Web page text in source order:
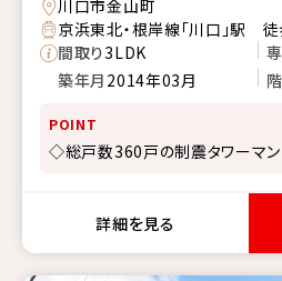
川口市金山町
京浜東北・根岸線「川口」駅
間取り3LDK
築年月 2014年03月
POINT
◇総戸数360戸の制震タワーマ
詳細を見る